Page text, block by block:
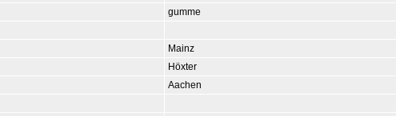
gumme
Mainz
Höxter
Aachen